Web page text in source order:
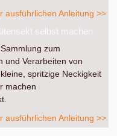
ausführlichen Anleitung >>
selbst machen
zum
und Verarbeiten von
spritzige Neckigkeit
machen
ausführlichen Anleitung >>